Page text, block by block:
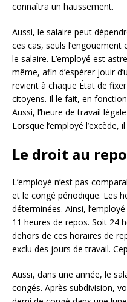
connaîtra un haussement.
Aussi, le salaire peut
ces cas, seuls
le salaire. L’employé est
même, afin d’espérer jouir
revient à chaque État de
citoyens. Il le fait, en
Aussi, l’heure de travail
Lorsque l’employé
Le droit au
L’employé n’est pas
et le congé périodique. Les
déterminées. Ainsi,
11 heures de repos. Soit 24
dehors de ces horaires de
exclu des jours de travail.
Aussi, dans une année, le
congés. Après subdivision,